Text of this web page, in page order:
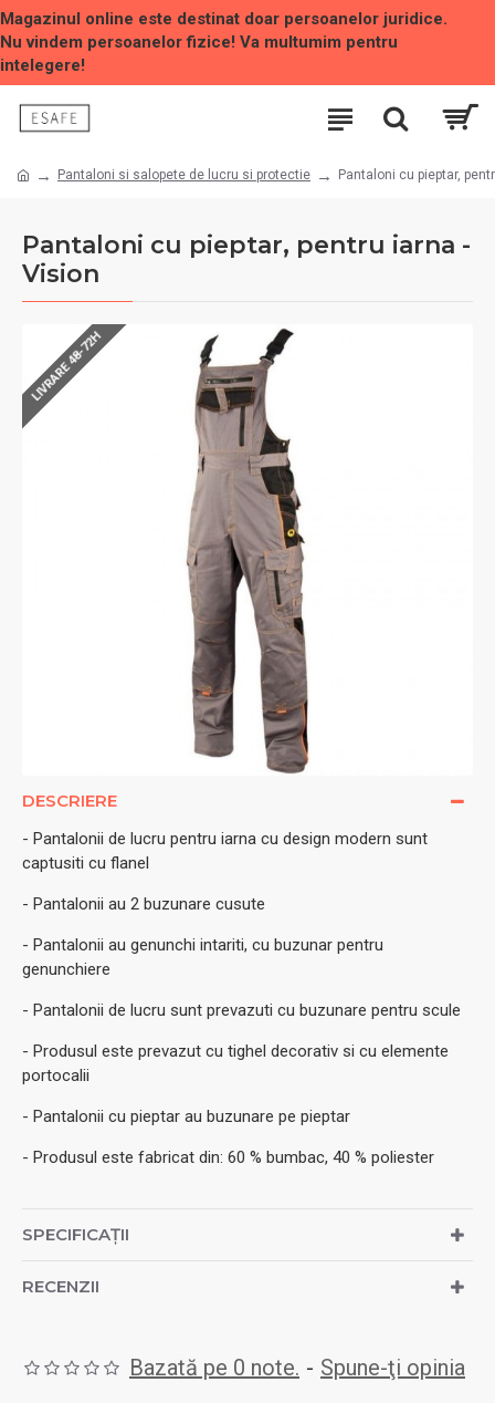
Magazinul online este destinat doar persoanelor juridice.
Nu vindem persoanelor fizice! Va multumim pentru
intelegere!
Pantaloni si salopete de lucru si protectie Pantaloni cu pieptar,
Pantaloni cu pieptar, pentru iarna -
Vision
LIVRARE 48-72H
DESCRIERE
- Pantalonii de lucru pentru iarna cu design modern sunt
captusiti cu flanel
- Pantalonii au 2 buzunare cusute
- Pantalonii au genunchi intariti, cu buzunar pentru
genunchiere
- Pantalonii de lucru sunt prevazuti cu buzunare pentru scule
- Produsul este prevazut cu tighel decorativ si cu elemente
portocalii
- Pantalonii cu pieptar au buzunare pe pieptar
- Produsul este fabricat din: 60 % bumbac, 40 % poliester
SPECIFICAȚII
RECENZII
Bazată pe 0 note. - Spune-ţi opinia